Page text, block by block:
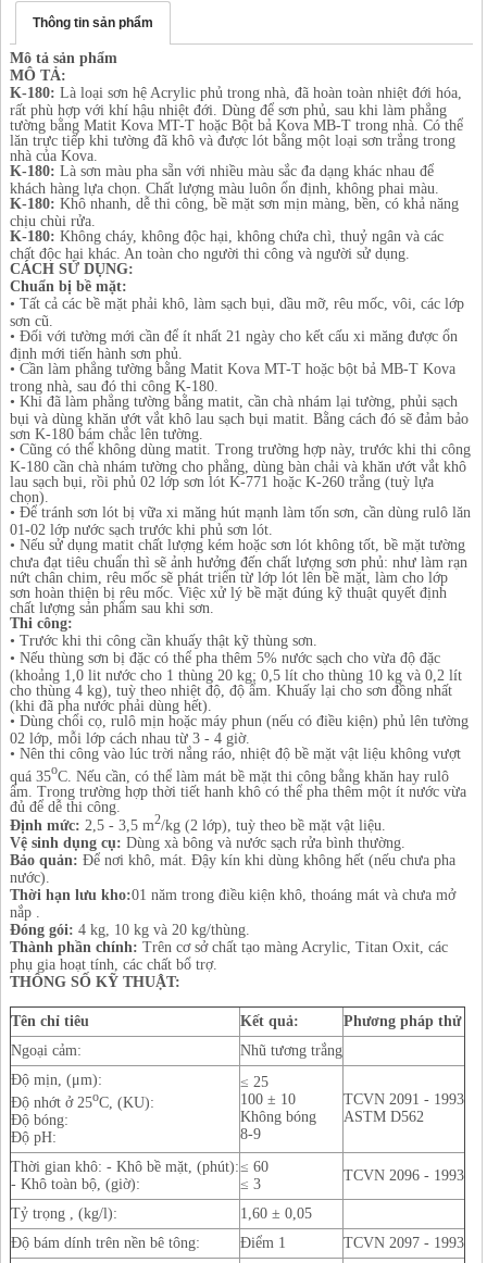
Thông tin sản phẩm
Mô tả sản phẩm
MÔ TẢ:
K-180: Là loại sơn hệ Acrylic phủ trong nhà, đã hoàn toàn nhiệt đới hóa,
rất phù hợp với khí hậu nhiệt đới. Dùng để sơn phủ, sau khi làm phẳng
tường bằng Matit Kova MT-T hoặc Bột bả Kova MB-T trong nhà. Có thể
lăn trực tiếp khi tường đã khô và được lót bằng một loại sơn trắng trong
nhà của Kova.
K-180: Là sơn màu pha sẵn với nhiều màu sắc đa dạng khác nhau để
khách hàng lựa chọn. Chất lượng màu luôn ổn định, không phai màu.
K-180: Khô nhanh, dễ thi công, bề mặt sơn mịn màng, bền, có khả năng
chịu chùi rửa.
K-180: Không cháy, không độc hại, không chứa chì, thuỷ ngân và các
chất độc hại khác. An toàn cho người thi công và người sử dụng.
CÁCH SỬ DỤNG:
Chuẩn bị bề mặt:
• Tất cả các bề mặt phải khô, làm sạch bụi, dầu mỡ, rêu mốc, vôi, các lớp
sơn cũ.
• Đối với tường mới cần để ít nhất 21 ngày cho kết cấu xi măng được ổn
định mới tiến hành sơn phủ.
• Cần làm phẳng tường bằng Matit Kova MT-T hoặc bột bả MB-T Kova
trong nhà, sau đó thi công K-180.
• Khi đã làm phẳng tường bằng matit, cần chà nhám lại tường, phủi sạch
bụi và dùng khăn ướt vắt khô lau sạch bụi matit. Bằng cách đó sẽ đảm bảo
sơn K-180 bám chắc lên tường.
• Cũng có thể không dùng matit. Trong trường hợp này, trước khi thi công
K-180 cần chà nhám tường cho phẳng, dùng bàn chải và khăn ướt vắt khô
lau sạch bụi, rồi phủ 02 lớp sơn lót K-771 hoặc K-260 trắng (tuỳ lựa
chọn).
• Để tránh sơn lót bị vữa xi măng hút mạnh làm tốn sơn, cần dùng rulô lăn
01-02 lớp nước sạch trước khi phủ sơn lót.
• Nếu sử dụng matit chất lượng kém hoặc sơn lót không tốt, bề mặt tường
chưa đạt tiêu chuẩn thì sẽ ảnh hưởng đến chất lượng sơn phủ: như làm rạn
nứt chân chim, rêu mốc sẽ phát triển từ lớp lót lên bề mặt, làm cho lớp
sơn hoàn thiện bị rêu mốc. Việc xử lý bề mặt đúng kỹ thuật quyết định
chất lượng sản phẩm sau khi sơn.
Thi công:
• Trước khi thi công cần khuấy thật kỹ thùng sơn.
• Nếu thùng sơn bị đặc có thể pha thêm 5% nước sạch cho vừa độ đặc
(khoảng 1,0 lit nước cho 1 thùng 20 kg; 0,5 lít cho thùng 10 kg và 0,2 lít
cho thùng 4 kg), tuỳ theo nhiệt độ, độ ẩm. Khuấy lại cho sơn đồng nhất
(khi đã pha nước phải dùng hết).
• Dùng chổi cọ, rulô mịn hoặc máy phun (nếu có điều kiện) phủ lên tường
02 lớp, mỗi lớp cách nhau từ 3 - 4 giờ.
• Nên thi công vào lúc trời nắng ráo, nhiệt độ bề mặt vật liệu không vượt
quá 35oC. Nếu cần, có thể làm mát bề mặt thi công bằng khăn hay rulô
ẩm. Trong trường hợp thời tiết hanh khô có thể pha thêm một ít nước vừa
đủ để dễ thi công.
Định mức: 2,5 - 3,5 m2/kg (2 lớp), tuỳ theo bề mặt vật liệu.
Vệ sinh dụng cụ: Dùng xà bông và nước sạch rửa bình thường.
Bảo quản: Để nơi khô, mát. Đậy kín khi dùng không hết (nếu chưa pha
nước).
Thời hạn lưu kho:01 năm trong điều kiện khô, thoáng mát và chưa mở
nắp .
Đóng gói: 4 kg, 10 kg và 20 kg/thùng.
Thành phần chính: Trên cơ sở chất tạo màng Acrylic, Titan Oxit, các
phụ gia hoạt tính, các chất bổ trợ.
THÔNG SỐ KỸ THUẬT:
Tên chỉ tiêu Kết quả:
Phương pháp thử
Ngoại cảm:
Nhũ tương trắng
Độ mịn, (μm):
Độ nhớt ở 25oC, (KU):
Độ bóng:
Độ pH:
≤ 25
100 ± 10
Không bóng
8-9
TCVN 2091 - 1993
ASTM D562
Thời gian khô: - Khô bề mặt, (phút):
- Khô toàn bộ, (giờ):
≤ 60
≤ 3
TCVN 2096 - 1993
Tỷ trọng , (kg/l):
1,60 ± 0,05
Độ bám dính trên nền bê tông:
Điểm 1 TCVN 2097 - 1993